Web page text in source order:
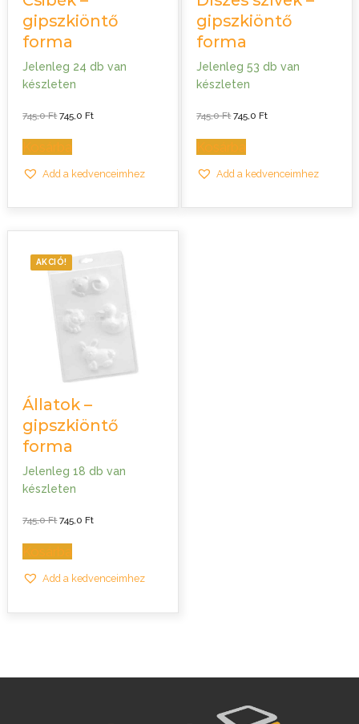
gipszkiöntő
forma
Jelenleg 24 db van
készleten
745,0FtOriginal
price
745,0 Ft.
745,0FtCurrent
Kosárba
Add a kedvenceimhez
gipszkiöntő
forma
Jelenleg 53 db van
készleten
745,0FtOriginal
price
745,0 Ft.
745,0FtCurrent
Kosárba
Add a kedvenceimhez
AKCIÓ!
Állatok –
gipszkiöntő
forma
Jelenleg 18 db van
készleten
745,0FtOriginal
745,0 Ft.
745,0FtCurrent
Kosárba
Add a kedvenceimhez